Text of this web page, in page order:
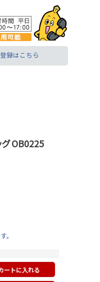
録はこちら
グ OB0225
。
ートに入れる